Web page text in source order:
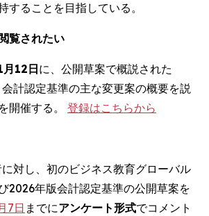
することを目指している。
覧されたい
12日に、公開草案で概説された
計認定基準の主な変更案の概要を説
開催する。 登録はこちらから
対し、初のビジネス教育グローバル
2026年版会計認定基準の公開草案を
7日 までにアンケート形式でコメント